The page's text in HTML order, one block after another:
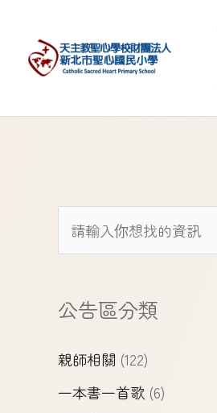
公告區分類
親師相關 (122)
一本書一首歌 (6)